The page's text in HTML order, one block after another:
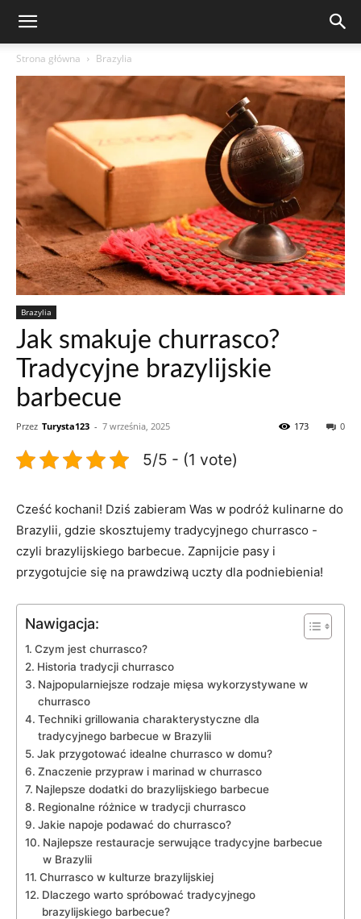
Strona główna Brazylia
Brazylia
Jak smakuje churrasco?
Tradycyjne brazylijskie
barbecue
Przez Turysta123 - 7 września, 2025 0
173
5/5 - (1 vote)
Cześć kochani! Dziś zabieram Was w podróż‍ kulinarne do
‍Brazylii, gdzie skosztujemy tradycyjnego churrasco -‌
czyli brazylijskiego barbecue. ‍Zapnijcie pasy i‌
przygotujcie się na​ prawdziwą uczty dla podniebienia!
Nawigacja:
Czym ​jest ‍churrasco?
Historia tradycji‌ churrasco
Najpopularniejsze⁣ rodzaje mięsa wykorzystywane w
churrasco
Techniki grillowania charakterystyczne dla
tradycyjnego barbecue w Brazylii
Jak przygotować idealne churrasco w domu?
Znaczenie przypraw i marinad w churrasco
Najlepsze dodatki do brazylijskiego barbecue
Regionalne różnice w tradycji churrasco
Jakie napoje podawać do ‌churrasco?
Najlepsze restauracje serwujące tradycyjne barbecue
w Brazylii
Churrasco w kulturze brazylijskiej
Dlaczego warto spróbować tradycyjnego
brazylijskiego barbecue?